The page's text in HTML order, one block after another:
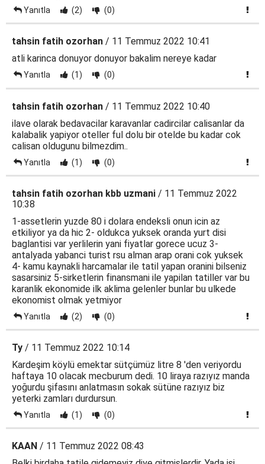
Yanıtla (2) (0)
tahsin fatih ozorhan / 11 Temmuz 2022 10:41
atli karinca donuyor donuyor bakalim nereye kadar
Yanıtla (1) (0)
tahsin fatih ozorhan / 11 Temmuz 2022 10:40
ilave olarak bedavacilar karavanlar cadircilar calisanlar da
kalabalik yapiyor oteller ful dolu bir otelde bu kadar cok
calisan oldugunu bilmezdim..
Yanıtla (1) (0)
tahsin fatih ozorhan kbb uzmani / 11 Temmuz 2022
10:38
1-assetlerin yuzde 80 i dolara endeksli onun icin az
etkiliyor ya da hic 2- oldukca yuksek oranda yurt disi
baglantisi var yerlilerin yani fiyatlar gorece ucuz 3-
antalyada yabanci turist rsu alman arap orani cok yuksek
4- kamu kaynakli harcamalar ile tatil yapan oranini bilseniz
sasarsiniz 5-sirketlerin finansmani ile yapilan tatiller var bu
karanlik ekonomide ilk aklima gelenler bunlar bu ulkede
ekonomist olmak yetmiyor
Yanıtla (2) (0)
Ty / 11 Temmuz 2022 10:14
Kardeşim köylü emektar sütçümüz litre 8 'den veriyordu
haftaya 10 olacak mecburum dedi. 10 liraya razıyız manda
yoğurdu şifasını anlatmasın sokak sütüne razıyız biz
yeterki zamları durdursun.
Yanıtla (1) (0)
KAAN / 11 Temmuz 2022 08:43